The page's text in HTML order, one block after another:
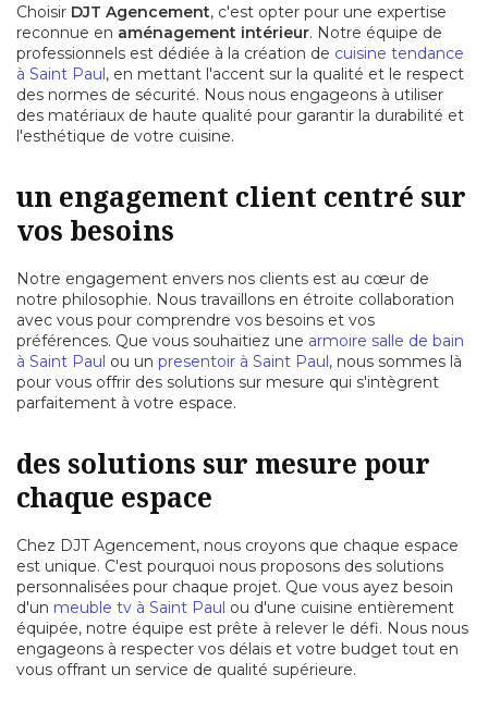
Choisir DJT Agencement, c'est opter pour une expertise
reconnue en aménagement intérieur. Notre équipe de
professionnels est dédiée à la création de cuisine tendance
à Saint Paul, en mettant l'accent sur la qualité et le respect
des normes de sécurité. Nous nous engageons à utiliser
des matériaux de haute qualité pour garantir la durabilité et
l'esthétique de votre cuisine.
un engagement client centré sur
vos besoins
Notre engagement envers nos clients est au cœur de
notre philosophie. Nous travaillons en étroite collaboration
avec vous pour comprendre vos besoins et vos
préférences. Que vous souhaitiez une armoire salle de bain
à Saint Paul ou un presentoir à Saint Paul, nous sommes là
pour vous offrir des solutions sur mesure qui s'intègrent
parfaitement à votre espace.
des solutions sur mesure pour
chaque espace
Chez DJT Agencement, nous croyons que chaque espace
est unique. C'est pourquoi nous proposons des solutions
personnalisées pour chaque projet. Que vous ayez besoin
d'un meuble tv à Saint Paul ou d'une cuisine entièrement
équipée, notre équipe est prête à relever le défi. Nous nous
engageons à respecter vos délais et votre budget tout en
vous offrant un service de qualité supérieure.